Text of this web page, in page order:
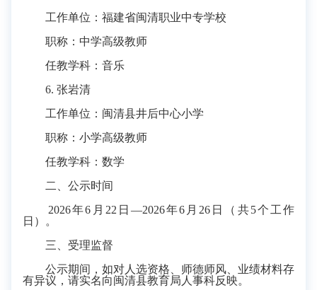
工作单位：福建省闽清职业中专学校
职称：中学高级教师
任教学科：音乐
6. 张岩清
工作单位：闽清县井后中心小学
职称：小学高级教师
任教学科：数学
二、公示时间
2026年6月22日—2026年6月26日（共5个工作
日）。
三、受理监督
公示期间，如对人选资格、师德师风、业绩材料存
有异议，请实名向闽清县教育局人事科反映。